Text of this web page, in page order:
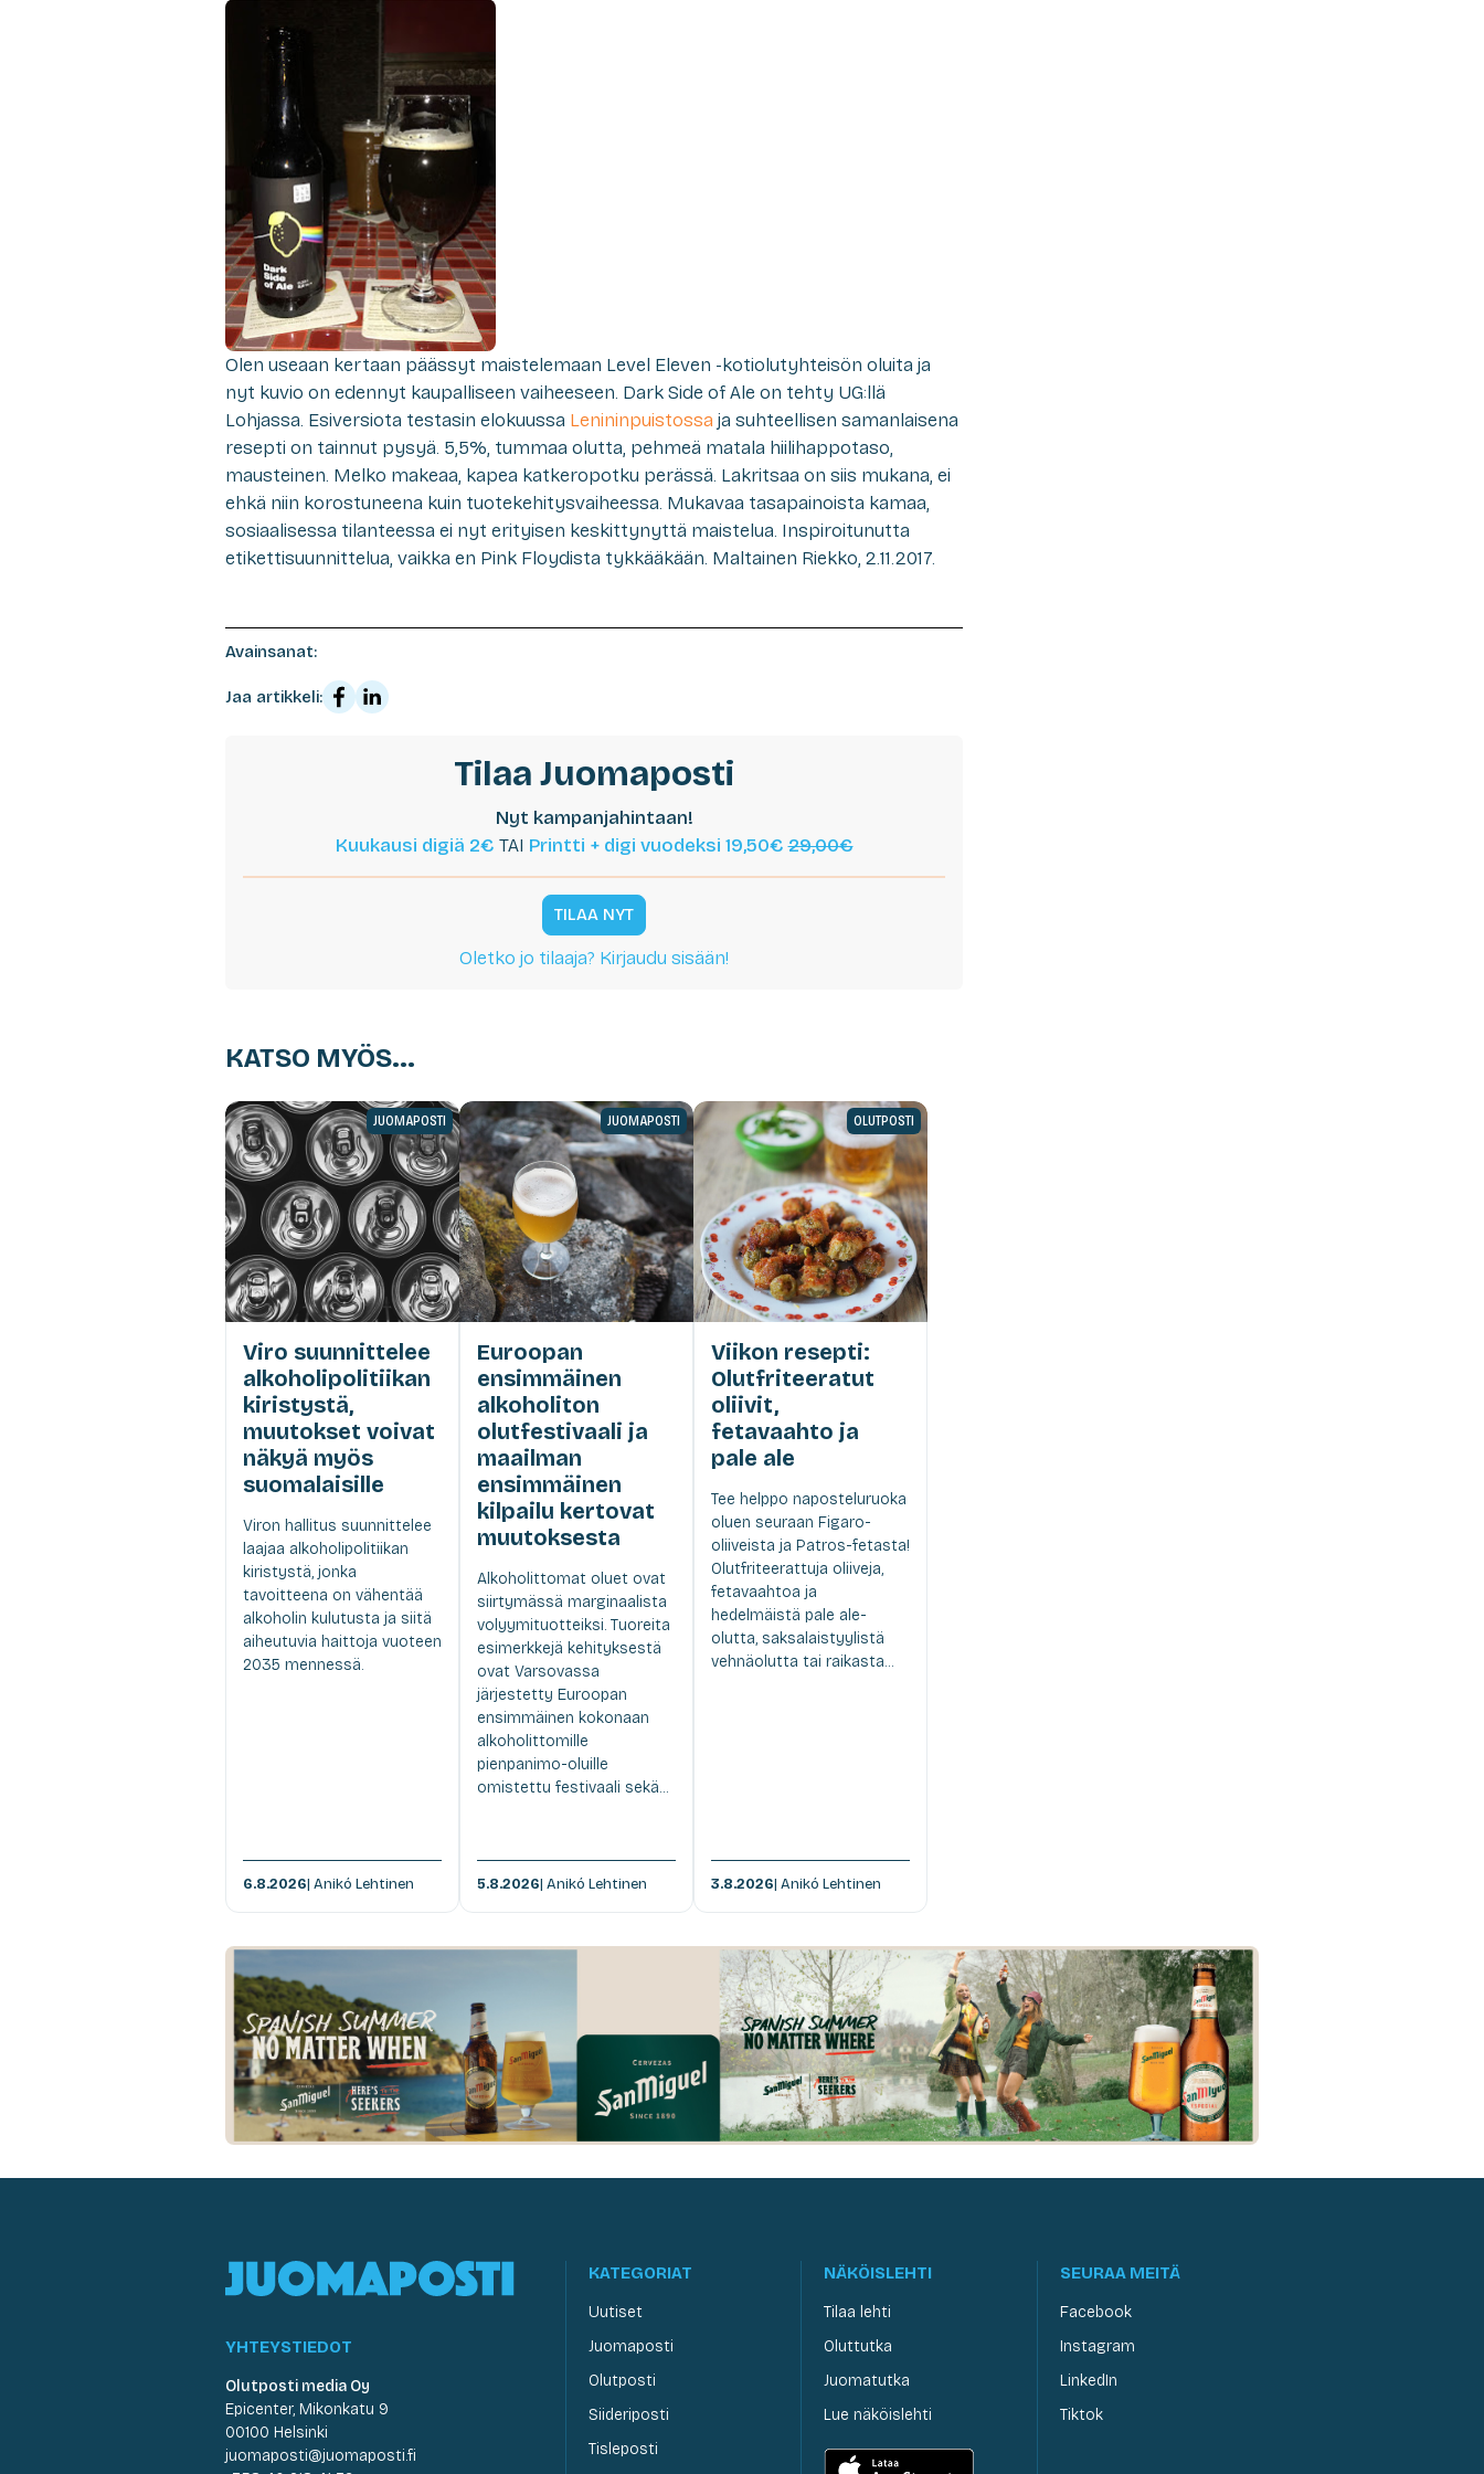
Olen useaan kertaan päässyt maistelemaan Level Eleven -kotiolutyhteisön oluita ja
nyt kuvio on edennyt kaupalliseen vaiheeseen. Dark Side of Ale on tehty UG:llä
Lohjassa. Esiversiota testasin elokuussa Lenininpuistossa ja suhteellisen samanlaisena
resepti on tainnut pysyä. 5,5%, tummaa olutta, pehmeä matala hiilihappotaso,
mausteinen. Melko makeaa, kapea katkeropotku perässä. Lakritsaa on siis mukana, ei
ehkä niin korostuneena kuin tuotekehitysvaiheessa. Mukavaa tasapainoista kamaa,
sosiaalisessa tilanteessa ei nyt erityisen keskittynyttä maistelua. Inspiroitunutta
etikettisuunnittelua, vaikka en Pink Floydista tykkääkään. Maltainen Riekko, 2.11.2017.
Avainsanat:
Jaa artikkeli:
Tilaa Juomaposti
Nyt kampanjahintaan!
Kuukausi digiä 2€ TAI Printti + digi vuodeksi 19,50€29,00€
TILAA NYT
Oletko jo tilaaja? Kirjaudu sisään!
KATSO MYÖS...
JUOMAPOSTI
Viro suunnittelee
alkoholipolitiikan
kiristystä,
muutokset voivat
näkyä myös
suomalaisille
Viron hallitus suunnittelee
laajaa alkoholipolitiikan
kiristystä, jonka
tavoitteena on vähentää
alkoholin kulutusta ja siitä
aiheutuvia haittoja vuoteen
2035 mennessä.
6.8.2026| Anikó Lehtinen
JUOMAPOSTI
Euroopan
ensimmäinen
alkoholiton
olutfestivaali ja
maailman
ensimmäinen
kilpailu kertovat
muutoksesta
Alkoholittomat oluet ovat
siirtymässä marginaalista
volyymituotteiksi. Tuoreita
esimerkkejä kehityksestä
ovat Varsovassa
järjestetty Euroopan
ensimmäinen kokonaan
alkoholittomille
pienpanimo-oluille
omistettu festivaali sekä...
5.8.2026| Anikó Lehtinen
OLUTPOSTI
Viikon resepti:
Olutfriteeratut
oliivit,
fetavaahto ja
pale ale
Tee helppo naposteluruoka
oluen seuraan Figaro-
oliiveista ja Patros-fetasta!
Olutfriteerattuja oliiveja,
fetavaahtoa ja
hedelmäistä pale ale-
olutta, saksalaistyylistä
vehnäolutta tai raikasta...
3.8.2026| Anikó Lehtinen
YHTEYSTIEDOT
Olutposti media Oy
Epicenter, Mikonkatu 9
00100 Helsinki
juomaposti@juomaposti.fi
KATEGORIAT
Uutiset
Juomaposti
Olutposti
Siideriposti
Tisleposti
NÄKÖISLEHTI
Tilaa lehti
Oluttutka
Juomatutka
Lue näköislehti
SEURAA MEITÄ
Facebook
Instagram
LinkedIn
Tiktok